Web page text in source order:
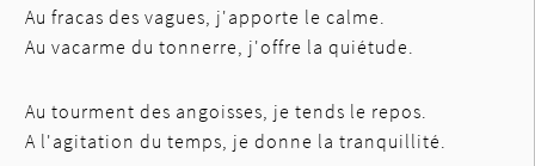
Au fracas des vagues, j'apporte le calme.
Au vacarme du tonnerre, j'offre la quiétude.
Au tourment des angoisses, je tends le repos.
A l'agitation du temps, je donne la tranquillité.